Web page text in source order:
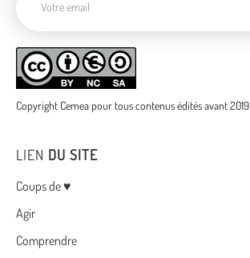
Copyright Cemea pour tous contenus édités avant 2019
LIEN DU SITE
Menu
Coups de ♥
Agir
Comprendre